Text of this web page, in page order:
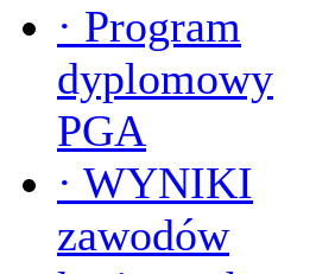
· Program
dyplomowy
PGA
· WYNIKI
zawodów